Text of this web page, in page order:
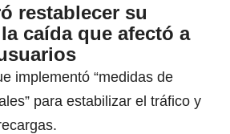
restablecer su
caída que afectó a
implementó “medidas de
para estabilizar el tráfico y